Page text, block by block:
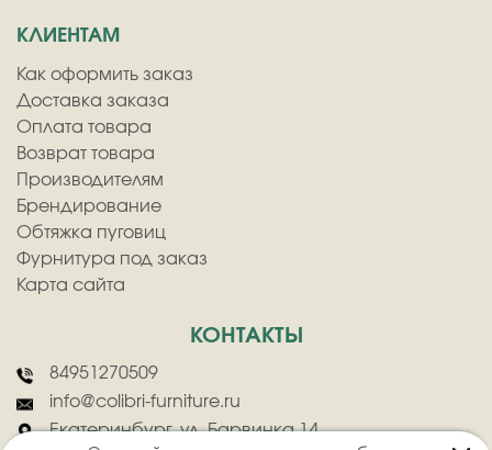
КЛИЕНТАМ
Как оформить заказ
Доставка заказа
Оплата товара
Возврат товара
Производителям
Брендирование
Обтяжка пуговиц
Фурнитура под заказ
Карта сайта
КОНТАКТЫ
84951270509
info@colibri-furniture.ru
Екатеринбург, ул. Барвинка 14